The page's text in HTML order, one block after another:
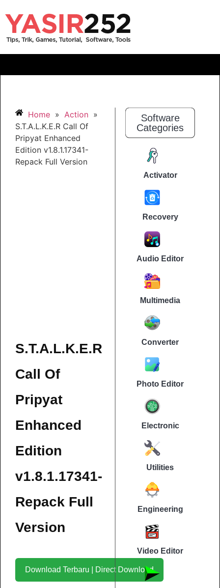
Home » Action »
S.T.A.L.K.E.R Call Of
Pripyat Enhanced
Edition v1.8.1.17341-
Repack Full Version
S.T.A.L.K.E.R
Call Of
Pripyat
Enhanced
Edition
v1.8.1.17341-
Repack Full
Version
Download Terbaru | Direct Download
Software
Categories
Activator
Recovery
Audio Editor
Multimedia
Converter
Photo Editor
Electronic
Utilities
Engineering
Video Editor